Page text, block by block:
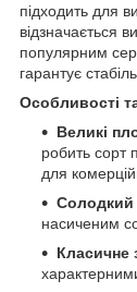
підходить для
відзначається
популярним
гарантує
Особливості
Великі
робить сорт
для
Солодкий
насиченим
Класичне